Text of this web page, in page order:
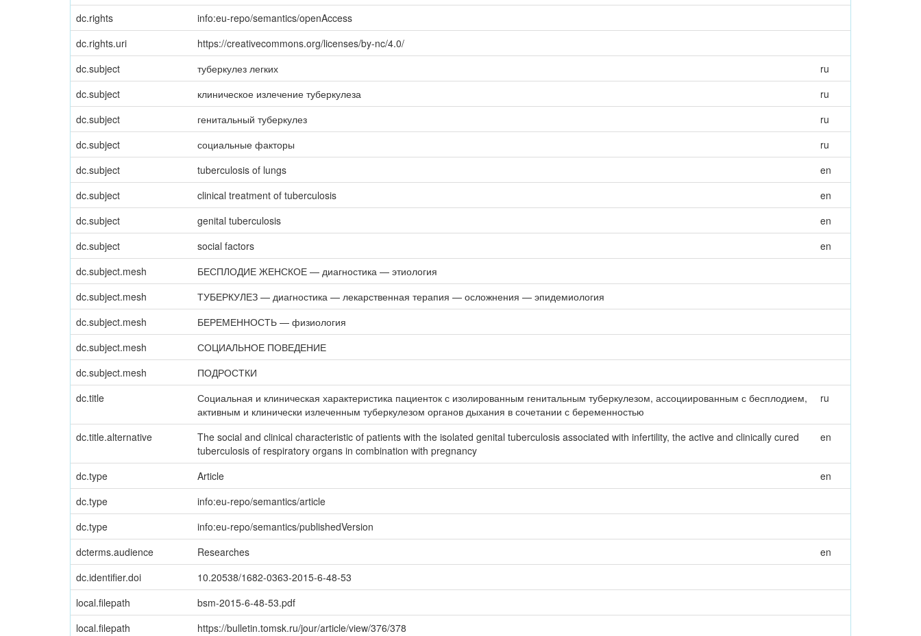
dc.rights
info:eu-repo/semantics/openAccess
dc.rights.uri
https://creativecommons.org/licenses/by-nc/4.0/
dc.subject
туберкулез легких
ru
dc.subject
клиническое излечение туберкулеза
ru
dc.subject
генитальный туберкулез
ru
dc.subject
социальные факторы
ru
dc.subject
tuberculosis of lungs
en
dc.subject
clinical treatment of tuberculosis
en
dc.subject
genital tuberculosis
en
dc.subject
social factors
en
dc.subject.mesh
БЕСПЛОДИЕ ЖЕНСКОЕ — диагностика — этиология
dc.subject.mesh
ТУБЕРКУЛЕЗ — диагностика — лекарственная терапия — осложнения — эпидемиология
dc.subject.mesh
БЕРЕМЕННОСТЬ — физиология
dc.subject.mesh
СОЦИАЛЬНОЕ ПОВЕДЕНИЕ
dc.subject.mesh
ПОДРОСТКИ
dc.title
Социальная и клиническая характеристика пациенток с изолированным генитальным туберкулезом, ассоциированным с бесплодием,
активным и клинически излеченным туберкулезом органов дыхания в сочетании с беременностью
ru
dc.title.alternative
The social and clinical characteristic of patients with the isolated genital tuberculosis associated with infertility, the active and clinically cured
tuberculosis of respiratory organs in combination with pregnancy
en
dc.type Article
en
dc.type
info:eu-repo/semantics/article
dc.type
info:eu-repo/semantics/publishedVersion
dcterms.audience
Researches
en
dc.identifier.doi
10.20538/1682-0363-2015-6-48-53
local.filepath
bsm-2015-6-48-53.pdf
local.filepath
https://bulletin.tomsk.ru/jour/article/view/376/378